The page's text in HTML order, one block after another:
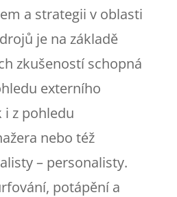
a strategii v oblasti
je na základě
zkušeností schopná
externího
z pohledu
nebo též
– personalisty.
potápění a